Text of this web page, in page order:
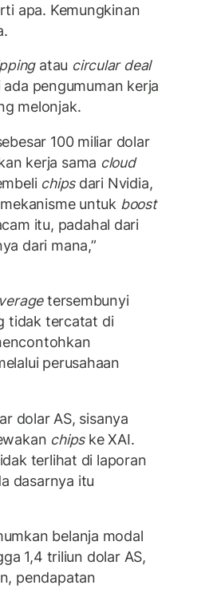
apa. Kemungkinan
atau circular deal
pengumuman kerja
melonjak.
100 miliar dolar
kerja sama cloud
chipsdari Nvidia,
untuk boost
itu, padahal dari
dari mana,”
tersembunyi
tidak tercatat di
perusahaan
dolar AS, sisanya
chipske XAI.
terlihat di laporan
dasarnya itu
belanja modal
1,4 triliun dolar AS,
pendapatan